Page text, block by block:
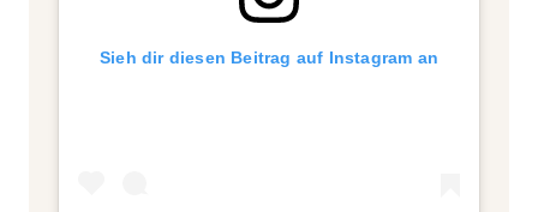
Sieh dir diesen Beitrag auf Instagram an